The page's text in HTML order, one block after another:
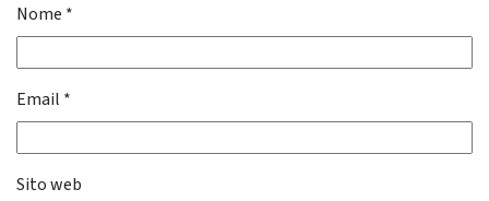
Nome *
Email *
Sito web